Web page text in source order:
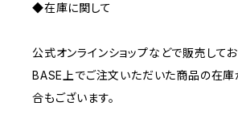
◆在庫に関して
公式オンラインショップなどで販売してお
BASE上でご注文いただいた商品の在庫
合もございます。